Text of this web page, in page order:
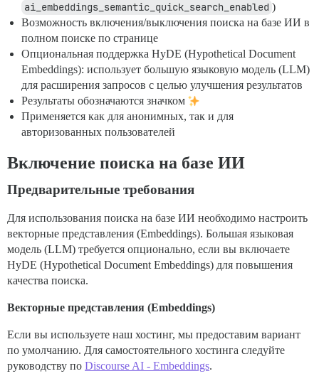
ai_embeddings_semantic_quick_search_enabled )
Возможность включения/выключения поиска на базе ИИ в
полном поиске по странице
Опциональная поддержка HyDE (Hypothetical Document
Embeddings): использует большую языковую модель (LLM)
для расширения запросов с целью улучшения результатов
Результаты обозначаются значком
Применяется как для анонимных, так и для
авторизованных пользователей
Включение поиска на базе ИИ
Предварительные требования
Для использования поиска на базе ИИ необходимо настроить
векторные представления (Embeddings). Большая языковая
модель (LLM) требуется опционально, если вы включаете
HyDE (Hypothetical Document Embeddings) для повышения
качества поиска.
Векторные представления (Embeddings)
Если вы используете наш хостинг, мы предоставим вариант
по умолчанию. Для самостоятельного хостинга следуйте
руководству по Discourse AI - Embeddings.